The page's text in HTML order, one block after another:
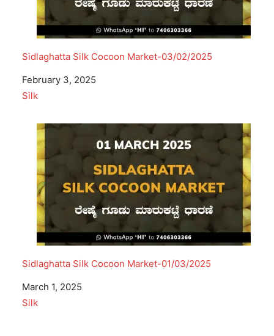
Sidlaghatta Silk Cocoon Market-03/02/2025
Date
February 3, 2025
In relation to
Silk
Sidlaghatta Silk Cocoon Market-01/03/2025
Date
March 1, 2025
In relation to
Silk